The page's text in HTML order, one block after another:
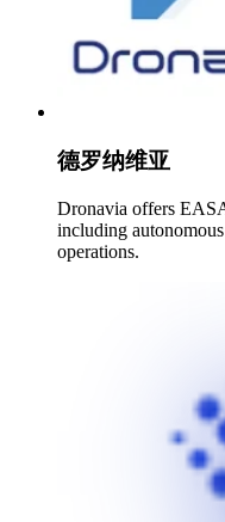
德罗纳维亚
Dronavia offers
including
operations.